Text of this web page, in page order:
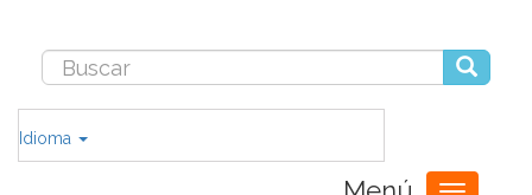
Idioma